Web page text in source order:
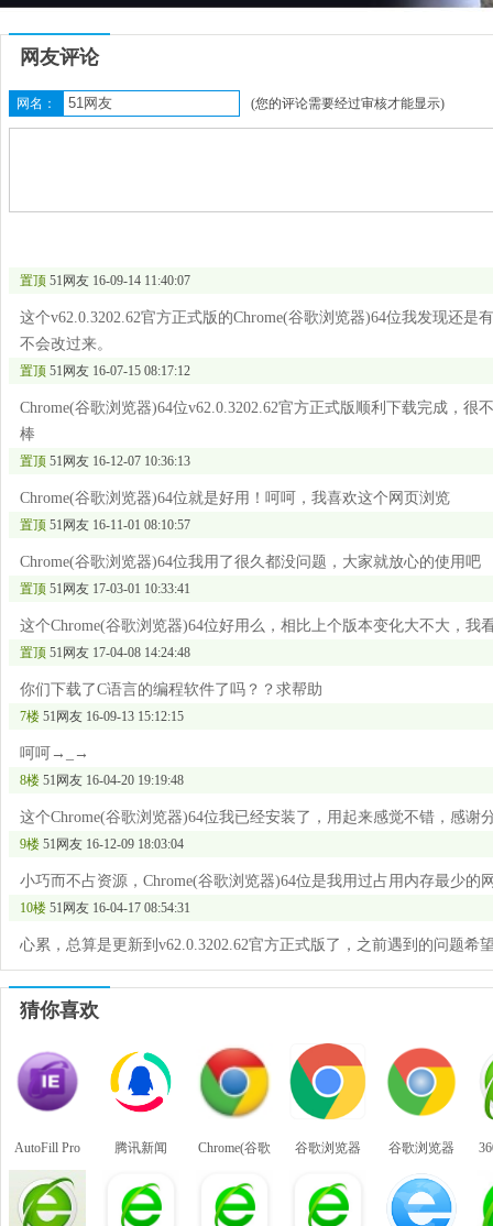
网友评论
网名： (您的评论需要经过审核才能显示)
置顶 51网友 16-09-14 11:40:07
这个v62.0.3202.62官方正式版的Chrome(谷歌浏览器)64位我发现还
不会改过来。
置顶 51网友 16-07-15 08:17:12
Chrome(谷歌浏览器)64位v62.0.3202.62官方正式版顺利下载完成，很
棒
置顶 51网友 16-12-07 10:36:13
Chrome(谷歌浏览器)64位就是好用！呵呵，我喜欢这个网页浏览
置顶 51网友 16-11-01 08:10:57
Chrome(谷歌浏览器)64位我用了很久都没问题，大家就放心的使用吧
置顶 51网友 17-03-01 10:33:41
这个Chrome(谷歌浏览器)64位好用么，相比上个版本变化大不大，我
置顶 51网友 17-04-08 14:24:48
你们下载了C语言的编程软件了吗？？求帮助
7楼 51网友 16-09-13 15:12:15
呵呵→_→
8楼 51网友 16-04-20 19:19:48
这个Chrome(谷歌浏览器)64位我已经安装了，用起来感觉不错，感谢
9楼 51网友 16-12-09 18:03:04
小巧而不占资源，Chrome(谷歌浏览器)64位是我用过占用内存最少的
10楼 51网友 16-04-17 08:54:31
心累，总算是更新到v62.0.3202.62官方正式版了，之前遇到的问题希
猜你喜欢
AutoFill Pro
网页填表工
腾讯新闻 Chrome(谷歌
浏览器)64位
谷歌浏览器
(Google
谷歌浏览器
Google